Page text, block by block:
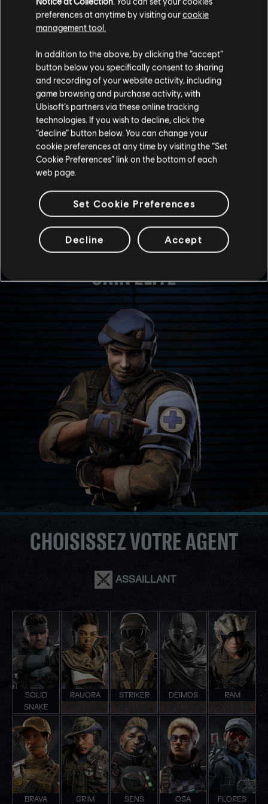
décidait d'assouvir véritablement son besoin de
reconnaissance.
SKIN MODÈLE
SKIN ÉLITE
CHOISISSEZ VOTRE AGENT
ASSAILLANT
SOLID
SNAKE
RAUORA STRIKER DEIMOS RAM
BRAVA GRIM SENS OSA FLORES
preferences at anytime by visiting ourcookie
management tool.
In addition to the above, by clicking the “accept”
button below you specifically consent to sharing
and recording of your website activity, including
game browsing and purchase activity, with
Ubisoft’s partners via these online tracking
technologies. If you wish to decline, click the
“decline” button below. You can change your
cookie preferences at any time by visiting the “Set
Cookie Preferences” link on the bottom of each
web page.
Set Cookie Preferences
Decline Accept